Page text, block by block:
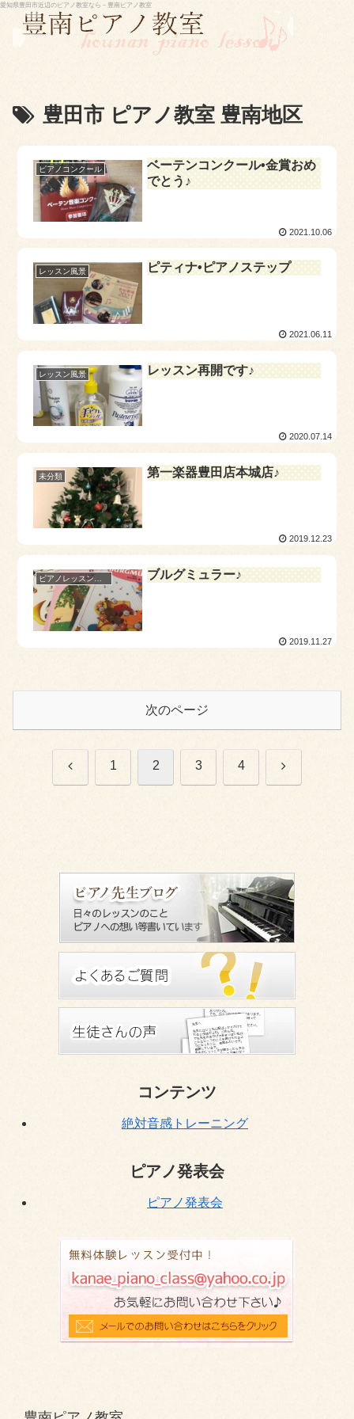
愛知県豊田市近辺のピアノ教室なら－豊南ピアノ教室
豊田市 ピアノ教室 豊南地区
ピアノコンクール
ベーテンコンクール•金賞おめ
でとう♪
2021.10.06
レッスン風景 ピティナ•ピアノステップ
2021.06.11
レッスン風景 レッスン再開です♪
2020.07.14
未分類 第一楽器豊田店本城店♪
2019.12.23
ブルグミュラー♪
2019.11.27
次のページ
前 1 2 3 4 次
コンテンツ
絶対音感トレーニング
ピアノ発表会
ピアノ発表会